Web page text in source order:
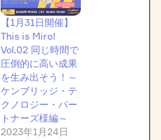
【1月31日開催】
This is Miro!
Vol.02 同じ時間で
圧倒的に高い成果
を生み出そう！～
ケンブリッジ・テ
クノロジー・パー
トナーズ様編～
2023年1月24日